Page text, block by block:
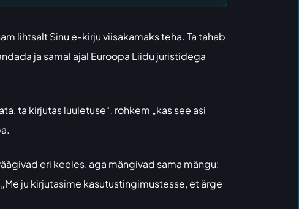
lihtsalt Sinu e-kirju viisakamaks teha. Ta tahab
ja samal ajal Euroopa Liidu juristidega
ta kirjutas luuletuse“, rohkem „kas see asi
eri keeles, aga mängivad sama mängu:
ju kirjutasime kasutustingimustesse, et ärge